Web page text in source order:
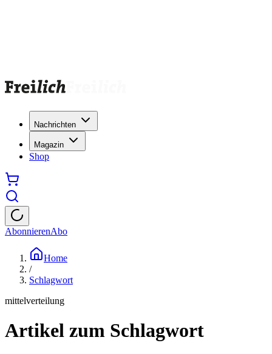
Nachrichten
Magazin
Shop
AbonnierenAbo
Home
/
Schlagwort
mittelverteilung
Artikel zum Schlagwort